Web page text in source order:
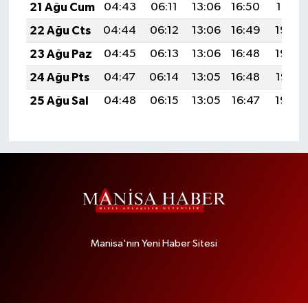
21 Ağu Cum
04:43 06:11 13:06 16:50
19:51
22 Ağu Cts
04:44 06:12 13:06 16:49
19:50
23 Ağu Paz
04:45 06:13 13:06 16:48
19:48
24 Ağu Pts
04:47 06:14 13:05 16:48
19:47
25 Ağu Sal
04:48 06:15 13:05 16:47 19:45
Manisa'nın Yeni Haber Sitesi